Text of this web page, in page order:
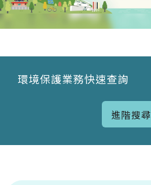
環境保護業務快速查詢
進階搜尋